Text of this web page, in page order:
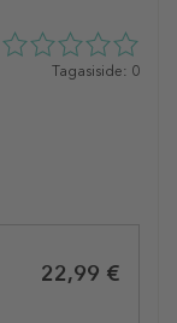
0
Tagasiside: 0
22,99 €